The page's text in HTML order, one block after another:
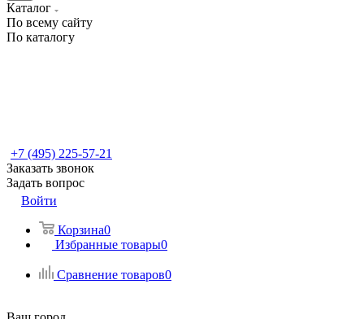
Каталог
По всему сайту
По каталогу
+7 (495) 225-57-21
Заказать звонок
Задать вопрос
Войти
Корзина0
Избранные товары0
Сравнение товаров0